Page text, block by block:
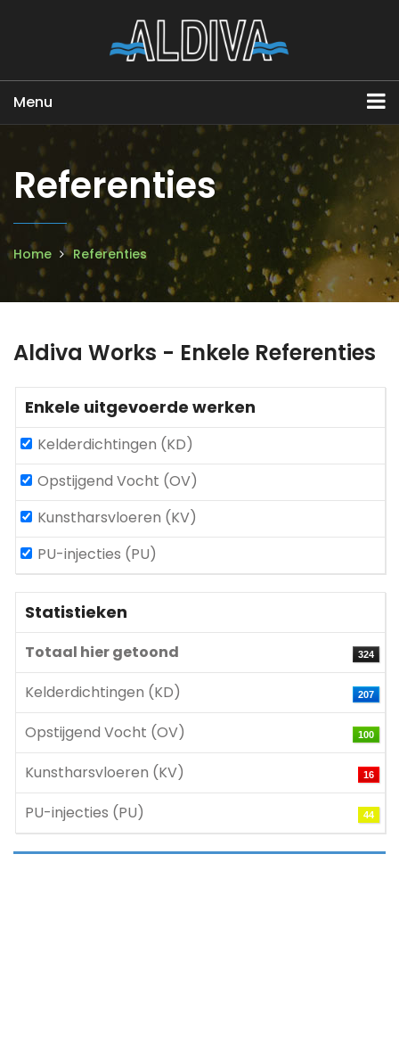
Menu
Referenties
Home Referenties
Aldiva Works - Enkele Referenties
Enkele uitgevoerde werken
Kelderdichtingen (KD)
Opstijgend Vocht (OV)
Kunstharsvloeren (KV)
PU-injecties (PU)
Statistieken
Totaal hier getoond 324
Kelderdichtingen (KD) 207
Opstijgend Vocht (OV) 100
Kunstharsvloeren (KV) 16
PU-injecties (PU) 44